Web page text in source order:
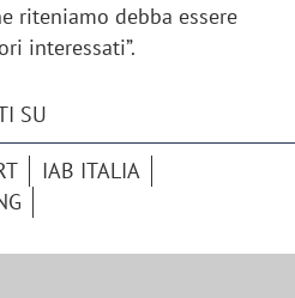
riteniamo debba essere
interessati”.
SU
IAB ITALIA